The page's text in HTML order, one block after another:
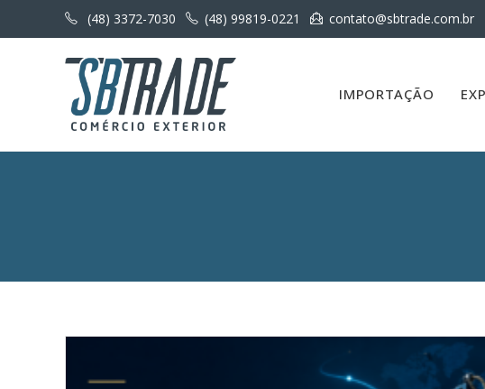
(48) 3372-7030 (48) 99819-0221 contato@sbtrade.com.br
IMPORTAÇÃO